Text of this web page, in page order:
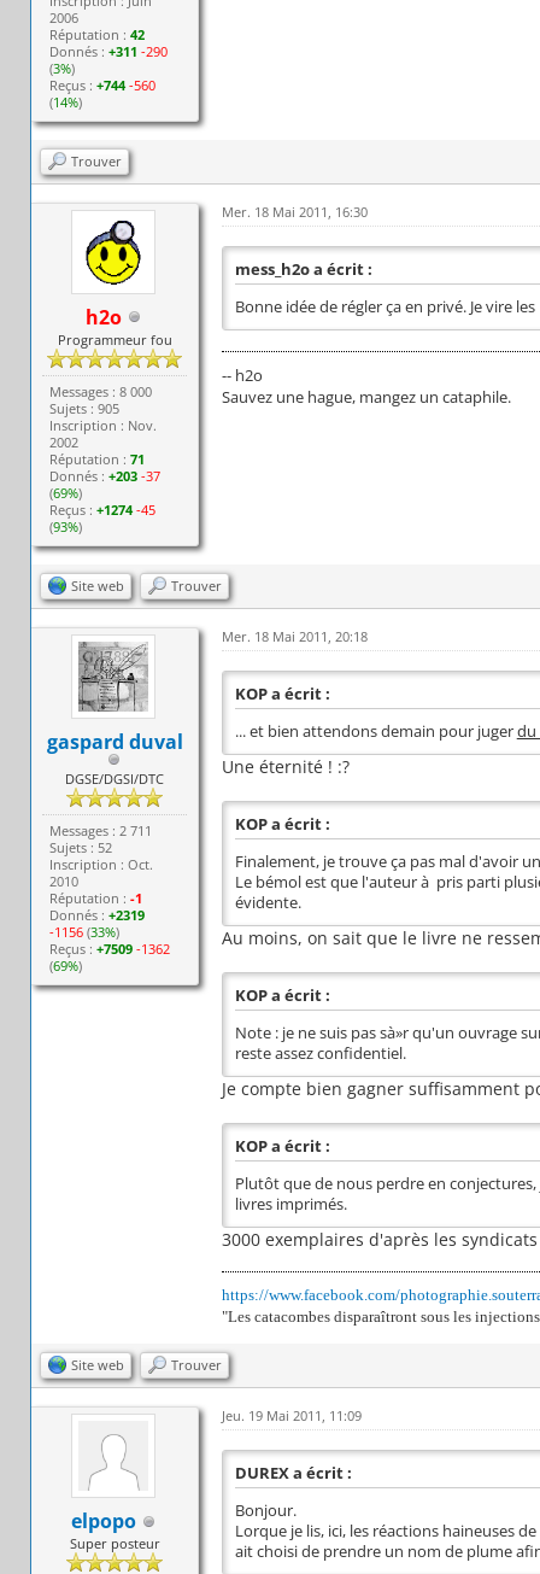
2006
Réputation :42
Donnés :+311 -290
(3%)
Reçus :+744 -560
(14%)
Trouver
h2o
Programmeur fou
Messages : 8 000
Sujets : 905
Inscription : Nov.
2002
Réputation :71
Donnés :+203 -37
(69%)
Reçus :+1274 -45
(93%)
Mer. 18 Mai 2011, 16:30
mess_h2o a écrit :
Bonne idée de régler ça en privé. Je vire
-- h2o
Sauvez une hague, mangez un cataphile.
Site web Trouver
gaspard duval
DGSE/DGSI/DTC
Messages : 2 711
Sujets : 52
Inscription : Oct.
2010
Réputation :-1
Donnés :+2319
-1156 (33%)
Reçus :+7509 -1362
(69%)
Mer. 18 Mai 2011, 20:18
KOP a écrit :
... et bien attendons demain pour jugerdu
Une éternité ! :?
KOP a écrit :
Finalement, je trouve ça pas mal d'avoir
Le bémol est que l'auteur à pris parti
évidente.
Au moins, on sait que le livre ne
KOP a écrit :
Note : je ne suis pas sà»r qu'un ouvrage
reste assez confidentiel.
Je compte bien gagner suffisamment
KOP a écrit :
Plutôt que de nous perdre en
livres imprimés.
3000 exemplaires d'après les
https://www.facebook.com/
"Les catacombes disparaîtront sous les
Site web Trouver
elpopo
Super posteur
Jeu. 19 Mai 2011, 11:09
DUREX a écrit :
Bonjour.
Lorque je lis, ici, les réactions haineuses
ait choisi de prendre un nom de plume